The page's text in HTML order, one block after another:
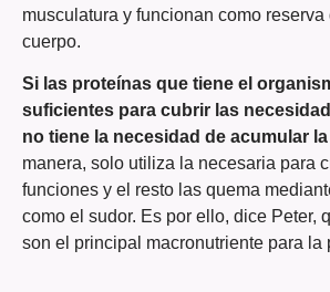
musculatura y funcionan como reserva
cuerpo.
Si las proteínas que tiene el
suficientes para cubrir las
no tiene la necesidad de acumular
manera, solo utiliza la necesaria para
funciones y el resto las quema
como el sudor. Es por ello, dice Peter,
son el principal macronutriente para la